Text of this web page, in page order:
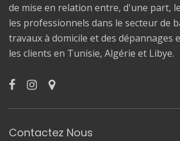
de mise en relation entre, d'une part,
les professionnels dans le secteur de
travaux à domicile et des dépannages
les clients en Tunisie, Algérie et Libye.
Contactez Nous